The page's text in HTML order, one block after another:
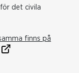
det civila
finns på